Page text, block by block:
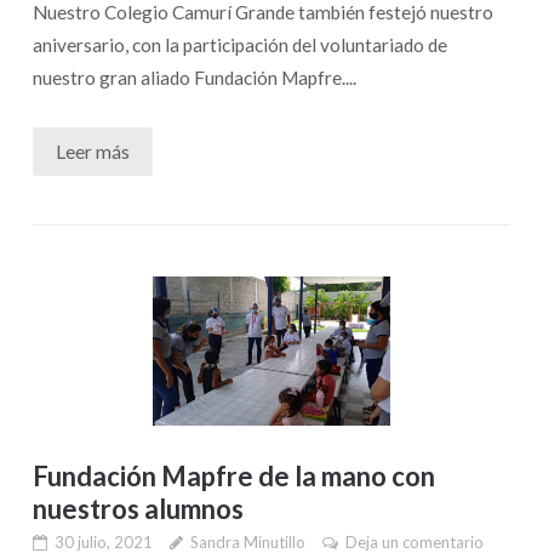
Nuestro Colegio Camurí Grande también festejó nuestro
aniversario, con la participación del voluntariado de
nuestro gran aliado Fundación Mapfre....
Leer más
Fundación Mapfre de la mano con
nuestros alumnos
30 julio, 2021 Sandra Minutillo Deja un comentario